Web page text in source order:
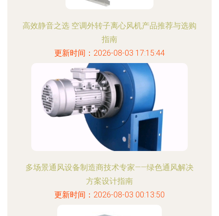
高效静音之选 空调外转子离心风机产品推荐与选购
指南
更新时间：2026-08-03 17:15:44
多场景通风设备制造商技术专家——绿色通风解决
方案设计指南
更新时间：2026-08-03 00:13:50